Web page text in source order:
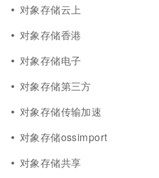
对象存储云上
对象存储香港
对象存储电子
对象存储第三方
对象存储传输加速
对象存储ossimport
对象存储共享